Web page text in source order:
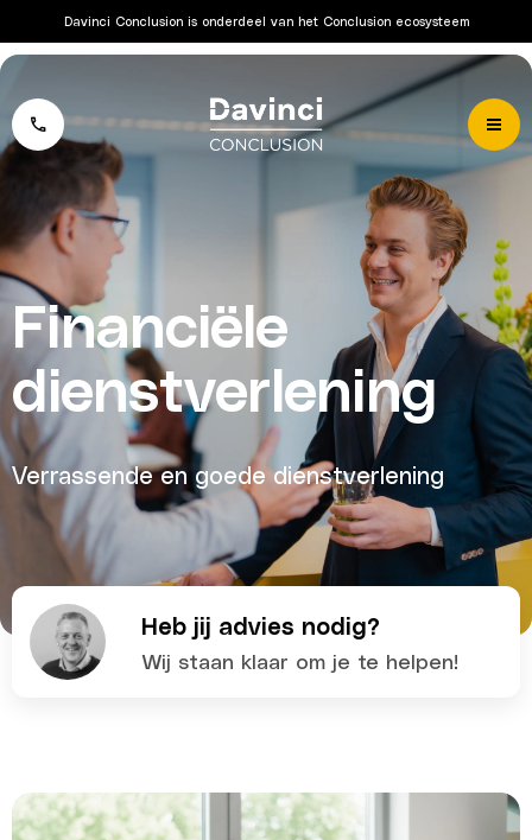
Davinci Conclusion is onderdeel van het Conclusion ecosysteem
Financiële
dienstverlening
Verrassende en goede dienstverlening
Heb jij advies nodig?
Wij staan klaar om je te helpen!